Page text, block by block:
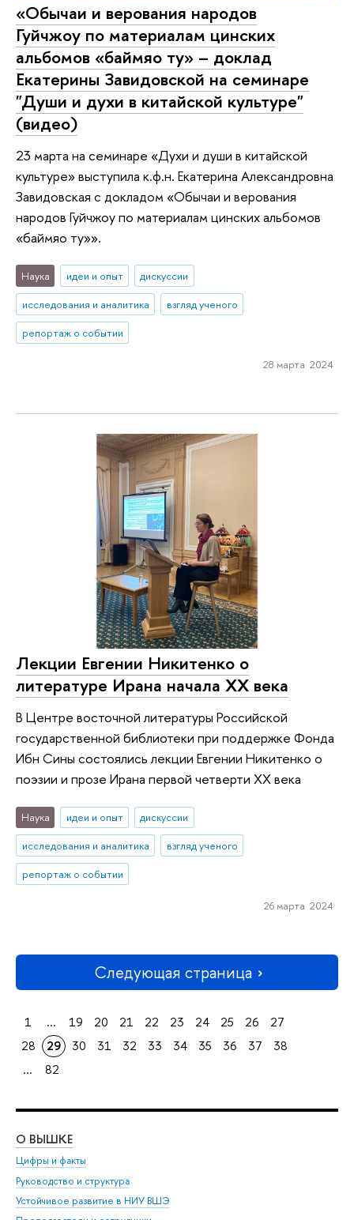
«Обычаи и верования народов
Гуйчжоу по материалам цинских
альбомов «баймяо ту» – доклад
Екатерины Завидовской на семинаре
"Души и духи в китайской культуре"
(видео)
23 марта на семинаре «Духи и души в китайской
культуре» выступила к.ф.н. Екатерина Александровна
Завидовская с докладом «Обычаи и верования
народов Гуйчжоу по материалам цинских альбомов
«баймяо ту»».
Наука идеи и опыт
дискуссии
исследования и аналитика
взгляд ученого
репортаж о событии
28 марта 2024
Лекции Евгении Никитенко о
литературе Ирана начала ХХ века
В Центре восточной литературы Российской
государственной библиотеки при поддержке Фонда
Ибн Сины состоялись лекции Евгении Никитенко о
поэзии и прозе Ирана первой четверти ХХ века
Наука идеи и опыт
дискуссии
исследования и аналитика
взгляд ученого
репортаж о событии
26 марта 2024
Следующая страница
1 ... 19 20 21 22 23 24 25 26
27
28
29 30 31 32 33 34 35 36 37
38
...
82
О ВЫШКЕ
Цифры и факты
Руководство и структура
Устойчивое развитие в НИУ ВШЭ